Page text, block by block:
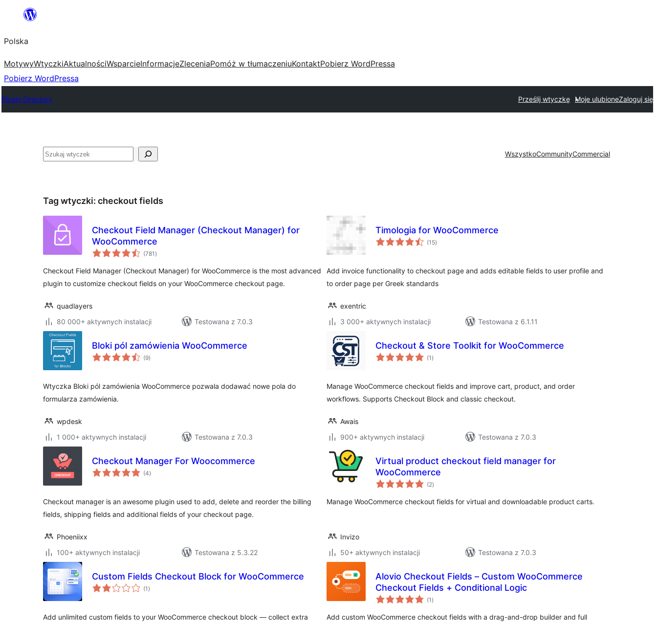
Przejdź
treści
Polska
MotywyWtyczkiAktualnościWsparcieInformacjeZleceniaPomóż w tłumaczeniuKontaktPobierz WordPressa
Pobierz WordPressa
Plugin Directory Prześlij wtyczkę Moje ulubioneZaloguj się
Szukaj WszystkoCommunityCommercial
Tag wtyczki: checkout fields
Checkout Field Manager (Checkout Manager) for
WooCommerce
(781 wszystkich
ocen
)
Checkout Field Manager (Checkout Manager) for WooCommerce is the most advanced
plugin to customize checkout fields on your WooCommerce checkout page.
quadlayers
80 000+ aktywnych instalacji
Testowana z 7.0.3
Timologia for WooCommerce
(15wszystkich
ocen
)
Add invoice functionality to checkout page and adds editable fields to user profile and
to order page per Greek standards
exentric
3 000+ aktywnych instalacji
Testowana z 6.1.11
Bloki pól zamówienia WooCommerce
(9wszystkich
ocen
)
Wtyczka Bloki pól zamówienia WooCommerce pozwala dodawać nowe pola do
formularza zamówienia.
wpdesk
1 000+ aktywnych instalacji
Testowana z 7.0.3
Checkout & Store Toolkit for WooCommerce
(1 wszystkich
ocen
)
Manage WooCommerce checkout fields and improve cart, product, and order
workflows. Supports Checkout Block and classic checkout.
Awais
900+ aktywnych instalacji
Testowana z 7.0.3
Checkout Manager For Woocommerce
(4wszystkich
ocen
)
Checkout manager is an awesome plugin used to add, delete and reorder the billing
fields, shipping fields and additional fields of your checkout page.
Phoeniixx
100+ aktywnych instalacji
Testowana z 5.3.22
Virtual product checkout field manager for
WooCommerce
(2wszystkich
ocen
)
Manage WooCommerce checkout fields for virtual and downloadable product carts.
Invizo
50+ aktywnych instalacji
Testowana z 7.0.3
Custom Fields Checkout Block for WooCommerce
(1 wszystkich
ocen
)
Add unlimited custom fields to your WooCommerce checkout block — collect extra
Alovio Checkout Fields – Custom WooCommerce
Checkout Fields + Conditional Logic
(1 wszystkich
ocen
)
Add custom WooCommerce checkout fields with a drag-and-drop builder and full